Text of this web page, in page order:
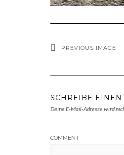
PREVIOUS IMAGE
SCHREIBE EINEN
Deine E-Mail-Adresse wird
COMMENT